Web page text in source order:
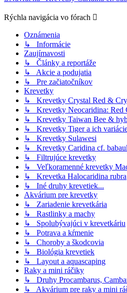
Rýchla navigácia vo fórach
Oznámenia
↳ Informácie
Zaujímavosti
↳ Články a reportáže
↳ Akcie a podujatia
↳ Pre začiatočníkov
Krevetky
↳ Krevetky Crystal Red &
↳ Krevetky Neocaridina: Red
↳ Krevetky Taiwan Bee &
↳ Krevetky Tiger a ich
↳ Krevetky Sulawesi
↳ Krevetky Caridina cf.
↳ Filtrujúce krevetky
↳ Veľkoramenné krevetky
↳ Krevetka Halocaridina rubra
↳ Iné druhy krevetiek...
Akvárium pre krevetky
↳ Zariadenie krevetkária
↳ Rastlinky a machy
↳ Spolubývajúci v krevetkáriu
↳ Potrava a kŕmenie
↳ Choroby a škodcovia
↳ Biológia krevetiek
↳ Layout a aquascaping
Raky a mini ráčiky
↳ Druhy Procambarus,
↳ Akvárium pre raky a mini